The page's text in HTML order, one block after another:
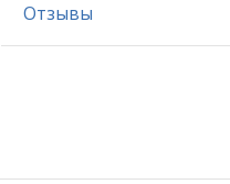
Отзывы